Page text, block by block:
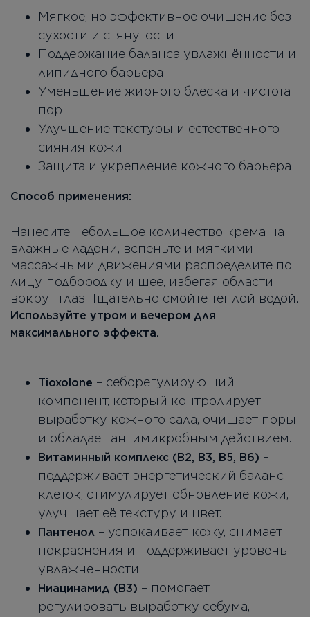
Мягкое, но эффективное очищение без
сухости и стянутости
Поддержание баланса увлажнённости и
липидного барьера
Уменьшение жирного блеска и чистота
пор
Улучшение текстуры и естественного
сияния кожи
Защита и укрепление кожного барьера
Способ применения:
Нанесите небольшое количество крема на
влажные ладони, вспеньте и мягкими
массажными движениями распределите по
лицу, подбородку и шее, избегая области
вокруг глаз. Тщательно смойте тёплой водой.
Используйте утром и вечером для
максимального эффекта.
Tioxolone – себорегулирующий
компонент, который контролирует
выработку кожного сала, очищает поры
и обладает антимикробным действием.
Витаминный комплекс (B2, B3, B5, B6) –
поддерживает энергетический баланс
клеток, стимулирует обновление кожи,
улучшает её текстуру и цвет.
Пантенол – успокаивает кожу, снимает
покраснения и поддерживает уровень
увлажнённости.
Ниацинамид (B3) – помогает
регулировать выработку себума,